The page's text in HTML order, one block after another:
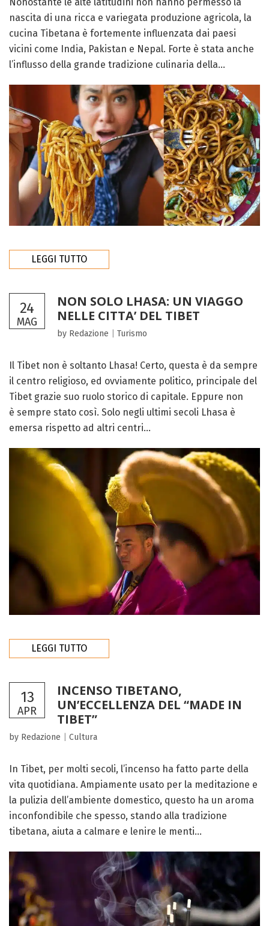
nascita di una ricca e variegata produzione agricola, la
cucina Tibetana è fortemente influenzata dai paesi
vicini come India, Pakistan e Nepal. Forte è stata anche
l’influsso della grande tradizione culinaria della...
LEGGI TUTTO
24
MAG
NON SOLO LHASA: UN VIAGGO
NELLE CITTA’ DEL TIBET
by Redazione Turismo
Il Tibet non è soltanto Lhasa! Certo, questa è da sempre
il centro religioso, ed ovviamente politico, principale del
Tibet grazie suo ruolo storico di capitale. Eppure non
è sempre stato così. Solo negli ultimi secoli Lhasa è
emersa rispetto ad altri centri...
LEGGI TUTTO
13
APR
INCENSO TIBETANO,
UN’ECCELLENZA DEL “MADE IN
TIBET”
by Redazione Cultura
In Tibet, per molti secoli, l’incenso ha fatto parte della
vita quotidiana. Ampiamente usato per la meditazione e
la pulizia dell’ambiente domestico, questo ha un aroma
inconfondibile che spesso, stando alla tradizione
tibetana, aiuta a calmare e lenire le menti...